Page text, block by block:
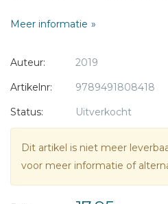
- Een duidelijk weekoverzicht
- Veel notitieruimte per week
- Formaat A5
- Engelstalig
- Start op maandag
- Dichtbindelastiek
Meer informatie
Auteur:
2019
Artikelnr:
9789491808418
Status:
Uitverkocht
Dit artikel is niet meer
voor meer informatie of